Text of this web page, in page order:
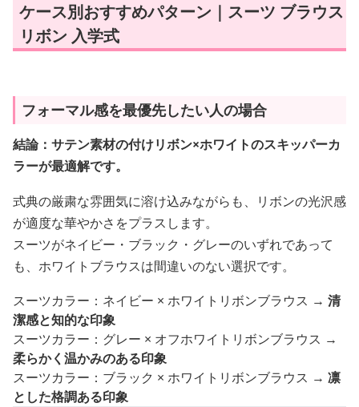
ケース別おすすめパターン｜スーツ ブラウス
リボン 入学式
フォーマル感を最優先したい人の場合
結論：サテン素材の付けリボン×ホワイトのスキッパーカ
ラーが最適解です。
式典の厳粛な雰囲気に溶け込みながらも、リボンの光沢感
が適度な華やかさをプラスします。
スーツがネイビー・ブラック・グレーのいずれであって
も、ホワイトブラウスは間違いのない選択です。
スーツカラー：ネイビー × ホワイトリボンブラウス → 清
潔感と知的な印象
スーツカラー：グレー × オフホワイトリボンブラウス →
柔らかく温かみのある印象
スーツカラー：ブラック × ホワイトリボンブラウス → 凛
とした格調ある印象